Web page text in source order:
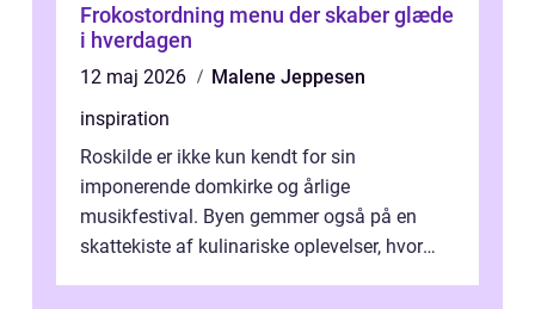
Frokostordning menu der skaber glæde
i hverdagen
12 maj 2026
Malene Jeppesen
inspiration
Roskilde er ikke kun kendt for sin
imponerende domkirke og årlige
musikfestival. Byen gemmer også på en
skattekiste af kulinariske oplevelser, hvor